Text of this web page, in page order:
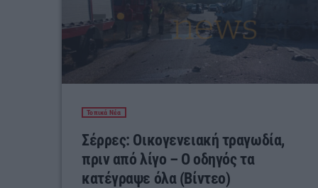
Τοπικά Νέα
Σέρρες: Οικογενειακή τραγωδία,
πριν από λίγο – Ο οδηγός τα
κατέγραψε όλα (Βίντεο)